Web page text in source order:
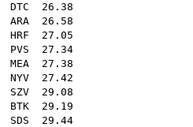
DTC 26.38
ARA 26.58
HRF 27.05
PVS 27.34
MEA 27.38
NYV 27.42
SZV 29.08
BTK 29.19
SDS 29.44